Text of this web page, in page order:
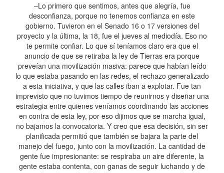
–Lo primero que sentimos, antes que alegría, fue
desconfianza, porque no tenemos confianza en este
gobierno. Tuvieron en el Senado 16 o 17 versiones del
proyecto y la última, la 18, fue el jueves al mediodía. Eso no
te permite confiar. Lo que sí teníamos claro era que el
anuncio de que se retiraba la ley de Tierras era porque
preveían una movilización masiva: parece que habían leído
lo que estaba pasando en las redes, el rechazo generalizado
a esta iniciativa, y que las calles iban a explotar. Fue tan
imprevisto que no tuvimos tiempo de reunirnos y diseñar una
estrategia entre quienes veníamos coordinando las acciones
en contra de esta ley, por eso dijimos que se marcha igual,
no bajamos la convocatoria. Y creo que esa decisión, sin ser
planificada permitió que también se bajara la parte del
manejo del fuego, junto con la movilización. La cantidad de
gente fue impresionante: se respiraba un aire diferente, la
gente estaba contenta, con ganas de seguir luchando y de